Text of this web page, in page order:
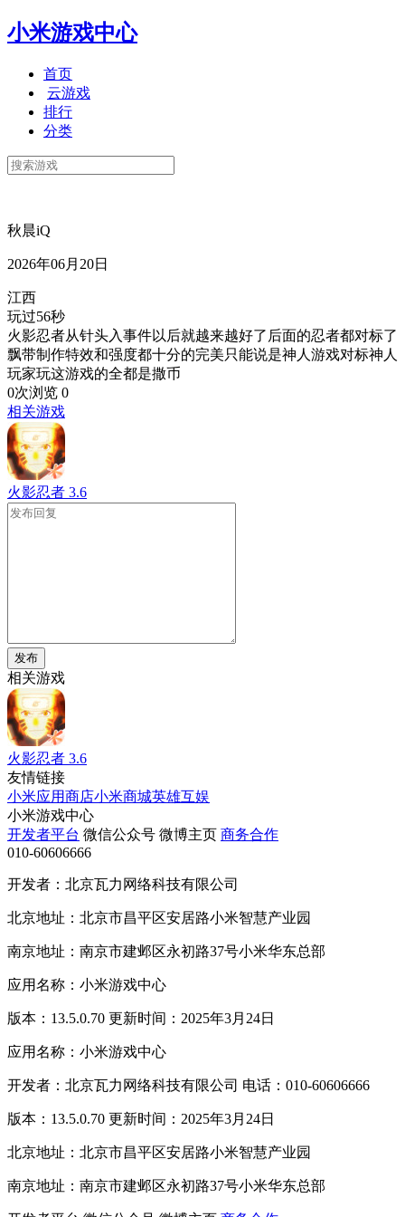
小米游戏中心
首页
云游戏
排行
分类
秋晨iQ
2026年06月20日
江西
玩过56秒
火影忍者从针头入事件以后就越来越好了后面的忍者都对标了
飘带制作特效和强度都十分的完美只能说是神人游戏对标神人
玩家玩这游戏的全都是撒币
0次浏览 0
相关游戏
火影忍者 3.6
发布
相关游戏
火影忍者 3.6
友情链接
小米应用商店小米商城英雄互娱
小米游戏中心
开发者平台 微信公众号 微博主页 商务合作
010-60606666
开发者：北京瓦力网络科技有限公司
北京地址：北京市昌平区安居路小米智慧产业园
南京地址：南京市建邺区永初路37号小米华东总部
应用名称：小米游戏中心
版本：13.5.0.70 更新时间：2025年3月24日
应用名称：小米游戏中心
开发者：北京瓦力网络科技有限公司 电话：010-60606666
版本：13.5.0.70 更新时间：2025年3月24日
北京地址：北京市昌平区安居路小米智慧产业园
南京地址：南京市建邺区永初路37号小米华东总部